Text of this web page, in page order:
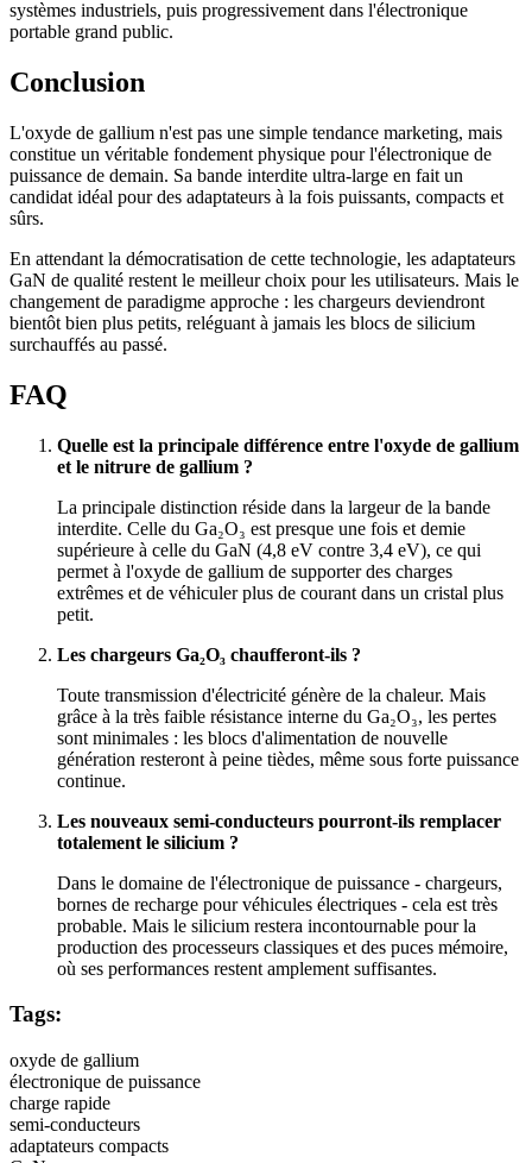
systèmes industriels, puis progressivement dans l'électronique
portable grand public.
Conclusion
L'oxyde de gallium n'est pas une simple tendance marketing, mais
constitue un véritable fondement physique pour l'électronique de
puissance de demain. Sa bande interdite ultra-large en fait un
candidat idéal pour des adaptateurs à la fois puissants, compacts et
sûrs.
En attendant la démocratisation de cette technologie, les adaptateurs
GaN de qualité restent le meilleur choix pour les utilisateurs. Mais le
changement de paradigme approche : les chargeurs deviendront
bientôt bien plus petits, reléguant à jamais les blocs de silicium
surchauffés au passé.
FAQ
Quelle est la principale différence entre l'oxyde de gallium
et le nitrure de gallium ?
La principale distinction réside dans la largeur de la bande
interdite. Celle du Ga₂O₃ est presque une fois et demie
supérieure à celle du GaN (4,8 eV contre 3,4 eV), ce qui
permet à l'oxyde de gallium de supporter des charges
extrêmes et de véhiculer plus de courant dans un cristal plus
petit.
Les chargeurs Ga₂O₃ chaufferont-ils ?
Toute transmission d'électricité génère de la chaleur. Mais
grâce à la très faible résistance interne du Ga₂O₃, les pertes
sont minimales : les blocs d'alimentation de nouvelle
génération resteront à peine tièdes, même sous forte puissance
continue.
Les nouveaux semi-conducteurs pourront-ils remplacer
totalement le silicium ?
Dans le domaine de l'électronique de puissance - chargeurs,
bornes de recharge pour véhicules électriques - cela est très
probable. Mais le silicium restera incontournable pour la
production des processeurs classiques et des puces mémoire,
où ses performances restent amplement suffisantes.
Tags:
oxyde de gallium
électronique de puissance
charge rapide
semi-conducteurs
adaptateurs compacts